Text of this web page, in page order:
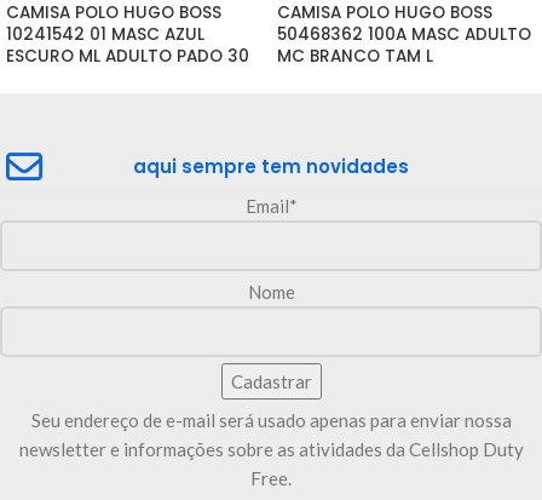
CAMISA POLO HUGO BOSS
10241542 01 MASC AZUL
ESCURO ML ADULTO PADO 30
CAMISA POLO HUGO BOSS
50468362 100A MASC ADULTO
MC BRANCO TAM L
aqui sempre tem novidades
Email*
Nome
Seu endereço de e-mail será usado apenas para enviar nossa
newsletter e informações sobre as atividades da Cellshop Duty
Free.